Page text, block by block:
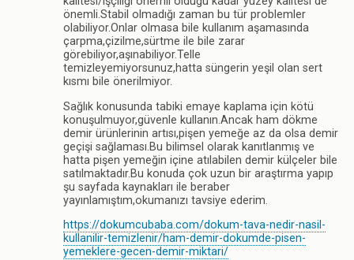
önemli.Stabil olmadığı zaman bu tür problemler
olabiliyor.Onlar olmasa bile kullanım aşamasında
çarpma,çizilme,sürtme ile bile zarar
görebiliyor,aşınabiliyor.Telle
temizleyemiyorsunuz,hatta süngerin yeşil olan sert
kısmı bile önerilmiyor.
Sağlık konusunda tabiki emaye kaplama için kötü
konuşulmuyor,güvenle kullanın.Ancak ham dökme
demir ürünlerinin artısı,pişen yemeğe az da olsa demir
geçişi sağlaması.Bu bilimsel olarak kanıtlanmış ve
hatta pişen yemeğin içine atılabilen demir külçeler bile
satılmaktadır.Bu konuda çok uzun bir araştırma yapıp
şu sayfada kaynakları ile beraber
yayınlamıştım,okumanızı tavsiye ederim.
https://dokumcubaba.com/dokum-tava-nedir-nasil-
kullanilir-temizlenir/ham-demir-dokumde-pisen-
yemeklere-gecen-demir-miktari/